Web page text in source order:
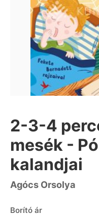
2-3-4
mesék -
kalandjai
Agócs Orsolya
Borító ár